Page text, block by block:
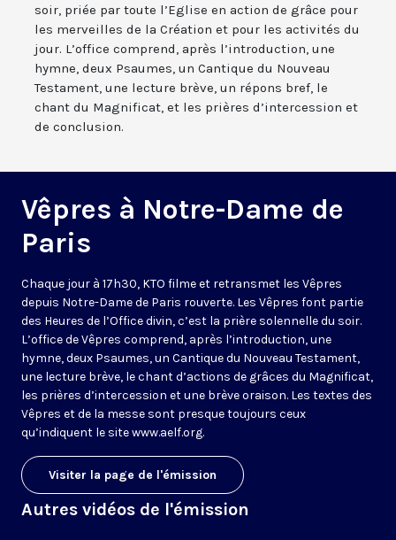
soir, priée par toute l’Eglise en action de grâce pour
les merveilles de la Création et pour les activités du
jour. L’office comprend, après l’introduction, une
hymne, deux Psaumes, un Cantique du Nouveau
Testament, une lecture brève, un répons bref, le
chant du Magnificat, et les prières d’intercession et
de conclusion.
Vêpres à Notre-Dame de
Paris
Chaque jour à 17h30, KTO filme et retransmet les Vêpres
depuis Notre-Dame de Paris rouverte. Les Vêpres font partie
des Heures de l’Office divin, c’est la prière solennelle du soir.
L’office de Vêpres comprend, après l’introduction, une
hymne, deux Psaumes, un Cantique du Nouveau Testament,
une lecture brève, le chant d’actions de grâces du Magnificat,
les prières d’intercession et une brève oraison. Les textes des
Vêpres et de la messe sont presque toujours ceux
qu’indiquent le sitewww.aelf.org.
Visiter la page de l'émission
Autres vidéos de l'émission